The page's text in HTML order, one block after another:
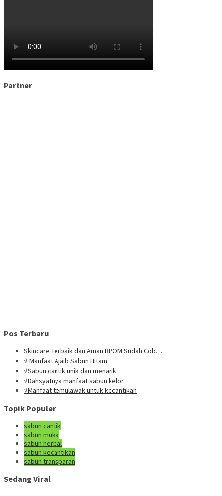
Partner
Pos Terbaru
Skincare Terbaik dan Aman BPOM Sudah Cob…
√ Manfaat Ajaib Sabun Hitam
√Sabun cantik unik dan menarik
√Dahsyatnya manfaat sabun kelor
√Manfaat temulawak untuk kecantikan
Topik Populer
sabun cantik
sabun muka
sabun herbal
sabun kecantikan
sabun transparan
Sedang Viral